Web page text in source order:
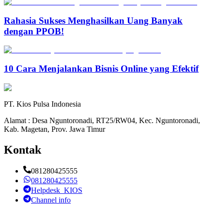
Rahasia Sukses Menghasilkan Uang Banyak
dengan PPOB!
10 Cara Menjalankan Bisnis Online yang Efektif
PT. Kios Pulsa Indonesia
Alamat : Desa Nguntoronadi, RT25/RW04, Kec. Nguntoronadi,
Kab. Magetan, Prov. Jawa Timur
Kontak
081280425555
081280425555
Helpdesk_KIOS
Channel info